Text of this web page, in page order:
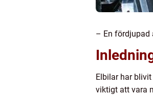
– En fördjupad
Elbilar har
viktigt att vara